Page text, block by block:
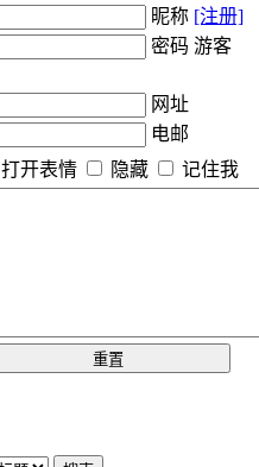
昵称 [注册]
密码 游客
网址
电邮
打开表情 隐藏 记住我